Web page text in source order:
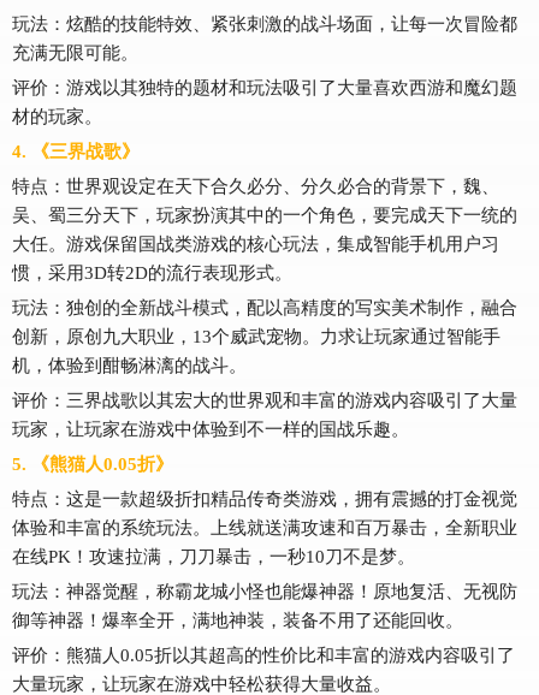
玩法：炫酷的技能特效、紧张刺激的战斗场面，让每一次冒险都
充满无限可能。
评价：游戏以其独特的题材和玩法吸引了大量喜欢西游和魔幻题
材的玩家。
4. 《三界战歌》
特点：世界观设定在天下合久必分、分久必合的背景下，魏、
吴、蜀三分天下，玩家扮演其中的一个角色，要完成天下一统的
大任。游戏保留国战类游戏的核心玩法，集成智能手机用户习
惯，采用3D转2D的流行表现形式。
玩法：独创的全新战斗模式，配以高精度的写实美术制作，融合
创新，原创九大职业，13个威武宠物。力求让玩家通过智能手
机，体验到酣畅淋漓的战斗。
评价：三界战歌以其宏大的世界观和丰富的游戏内容吸引了大量
玩家，让玩家在游戏中体验到不一样的国战乐趣。
5. 《熊猫人0.05折》
特点：这是一款超级折扣精品传奇类游戏，拥有震撼的打金视觉
体验和丰富的系统玩法。上线就送满攻速和百万暴击，全新职业
在线PK！攻速拉满，刀刀暴击，一秒10刀不是梦。
玩法：神器觉醒，称霸龙城小怪也能爆神器！原地复活、无视防
御等神器！爆率全开，满地神装，装备不用了还能回收。
评价：熊猫人0.05折以其超高的性价比和丰富的游戏内容吸引了
大量玩家，让玩家在游戏中轻松获得大量收益。